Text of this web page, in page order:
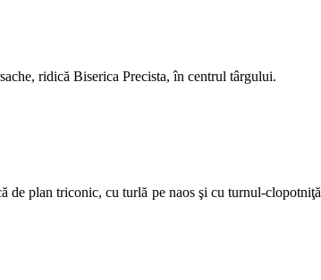
ridică Biserica Precista, în centrul târgului.
de plan triconic, cu turlă pe naos şi cu turnul-clopotniţă